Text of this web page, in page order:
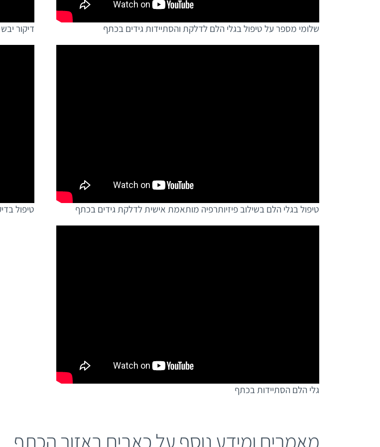
שלומי מספר על טיפול בגלי הלם לדלקת והסתיידות גידים בכתף
טיפול בגלי הלם בשילוב פיזיותרפיה מותאמת אישית לדלקת גידים בכתף
גלי הלם הסתיידות בכתף
דיקור
טיפול
מאמרים ומידע נוסף על כאבים באזור הכתף